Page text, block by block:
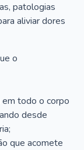
patologias
aliviar dores
o
em todo o corpo
desde
que acomete